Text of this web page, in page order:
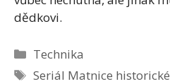
dědkovi.
Rubriky
Technika
Štítky
Seriál Matnice